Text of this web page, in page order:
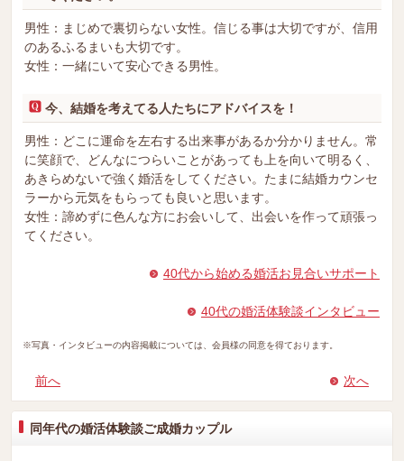
男性：まじめで裏切らない女性。信じる事は大切ですが、信用
のあるふるまいも大切です。
女性：一緒にいて安心できる男性。
今、結婚を考えてる人たちにアドバイスを！
男性：どこに運命を左右する出来事があるか分かりません。常
に笑顔で、どんなにつらいことがあっても上を向いて明るく、
あきらめないで強く婚活をしてください。たまに結婚カウンセ
ラーから元気をもらっても良いと思います。
女性：諦めずに色んな方にお会いして、出会いを作って頑張っ
てください。
40代から始める婚活お見合いサポート
40代の婚活体験談インタビュー
※写真・インタビューの内容掲載については、会員様の同意を得ております。
前へ 次へ
同年代の婚活体験談ご成婚カップル